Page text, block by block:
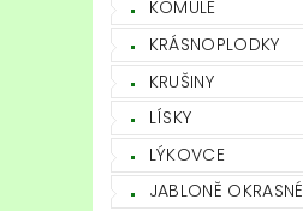
KOMULE
KRÁSNOPLODKY
KRUŠINY
LÍSKY
LÝKOVCE
JABLONĚ OKRASNÉ